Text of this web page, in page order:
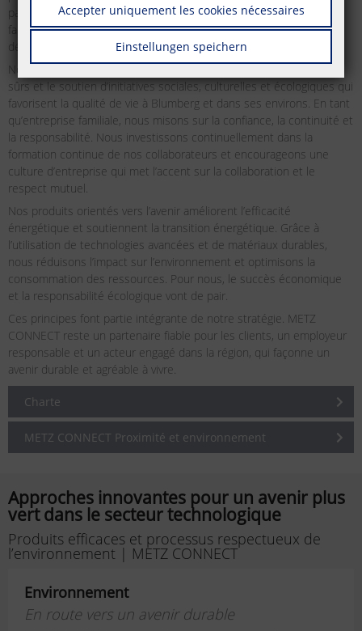
particulier à notre lieu d’origine, Blumberg. En tant qu’entreprise
familiale, nous nous sentons responsables de la région et de son
développement durable depuis des décennies.
Notre responsabilité régionale se traduit par la création d’emplois
sûrs et le soutien d’initiatives sociales, culturelles et écologiques qui
favorisent la qualité de vie à Blumberg et dans ses environs. En tant
qu’entreprise familiale, nous misons sur la confiance, la continuité et
la responsabilité. Nous investissons continuellement dans la
formation continue de nos collaborateurs et encourageons une
culture d’entreprise qui met l’accent sur la collaboration et le
respect mutuel.
Nos produits orientés vers l’avenir améliorent l’efficacité
énergétique et soutiennent la transition énergétique. Grâce à
l’utilisation de technologies avancées et de matériaux durables,
nous réduisons l’impact sur l’environnement et optimisons la
consommation des ressources. Pour nous, le succès économique
et la responsabilité écologique vont de pair.
Ces principes font partie intégrante de notre stratégie. METZ
CONNECT reste un partenaire fiable pour les clients, un employeur
responsable et un acteur engagé dans la région, qui façonne un
avenir durable et agréable à vivre.
Charte
METZ CONNECT Proximité et environnement
Approches innovantes pour un avenir plus
vert dans le secteur technologique
Produits efficaces et processus respectueux de
l’environnement | METZ CONNECT
Environnement
En route vers un avenir durable
Accepter uniquement les cookies nécessaires
Einstellungen speichern